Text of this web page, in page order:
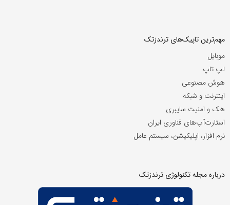
مهم‌ترین تاپیک‌های ترندزتک
موبایل
لپ تاپ
هوش مصنوعی
اینترنت و شبکه
هک و امنیت سایبری
استارت‌آپ‌های فناوری ایران
نرم افزار، اپلیکیشن، سیستم عامل
درباره مجله تکنولوژی ترندزتک